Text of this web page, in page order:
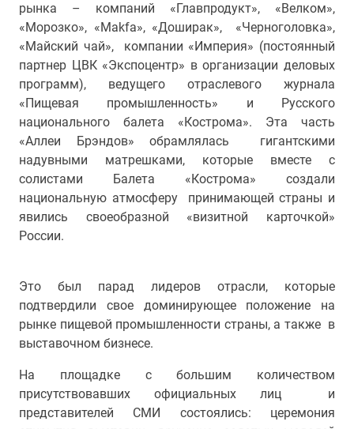
рынка – компаний «Главпродукт», «Велком»,
«Морозко», «Makfa», «Доширак», «Черноголовка»,
«Майский чай», компании «Империя» (постоянный
партнер ЦВК «Экспоцентр» в организации деловых
программ), ведущего отраслевого журнала
«Пищевая промышленность» и Русского
национального балета «Кострома». Эта часть
«Аллеи Брэндов» обрамлялась гигантскими
надувными матрешками, которые вместе с
солистами Балета «Кострома» создали
национальную атмосферу принимающей страны и
явились своеобразной «визитной карточкой»
России.
Это был парад лидеров отрасли, которые
подтвердили свое доминирующее положение на
рынке пищевой промышленности страны, а также в
выставочном бизнесе.
На площадке с большим количеством
присутствовавших официальных лиц и
представителей СМИ состоялись: церемония